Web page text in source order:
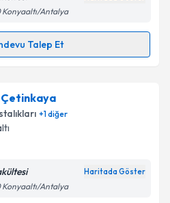
işlenmesine ilişkinAydınlatma
kabul ediyorum.
Talebini Gönder
Konyaaltı/Antalya
Talep Et
Talebi
için randevu takvimi talebi
randevu almanız için bir
e-posta ile bilgilendireceğiz.
Çetinkaya
+1diğer
Haritada Göster
Konyaaltı/Antalya